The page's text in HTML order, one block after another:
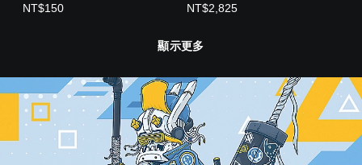
NT$150 NT$2,825
顯示更多